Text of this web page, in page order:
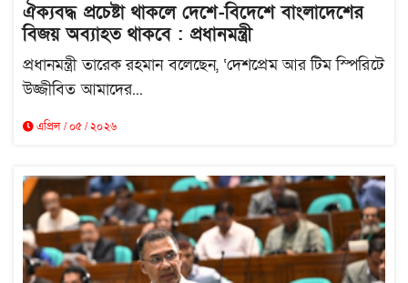
ঐক্যবদ্ধ প্রচেষ্টা থাকলে দেশে-বিদেশে বাংলাদেশের
বিজয় অব্যাহত থাকবে : প্রধানমন্ত্রী
প্রধানমন্ত্রী তারেক রহমান বলেছেন, ‘দেশপ্রেম আর টিম স্পিরিটে
উজ্জীবিত আমাদের...
এপ্রিল / ০৫ / ২০২৬